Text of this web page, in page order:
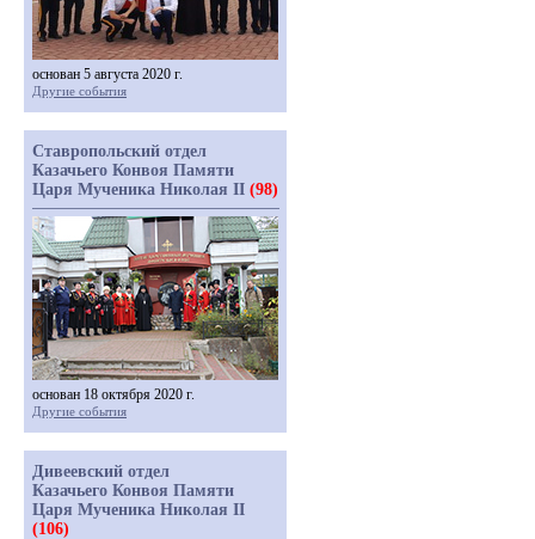
основан 5 августа 2020 г.
Другие события
Ставропольский отдел
Казачьего Конвоя Памяти
Царя Мученика Николая II (98)
основан 18 октября 2020 г.
Другие события
Дивеевский отдел
Казачьего Конвоя Памяти
Царя Мученика Николая II
(106)